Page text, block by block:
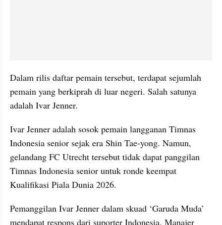
Dalam rilis daftar pemain tersebut, terdapat sejumlah
pemain yang berkiprah di luar negeri. Salah satunya
adalah Ivar Jenner.
Ivar Jenner adalah sosok pemain langganan Timnas
Indonesia senior sejak era Shin Tae-yong. Namun,
gelandang FC Utrecht tersebut tidak dapat panggilan
Timnas Indonesia senior untuk ronde keempat
Kualifikasi Piala Dunia 2026.
Pemanggilan Ivar Jenner dalam skuad ‘Garuda Muda’
mendapat respons dari suporter Indonesia. Manajer